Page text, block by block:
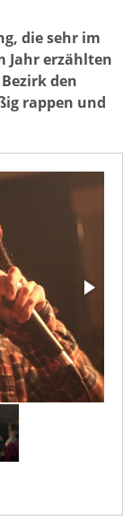
die sehr im
Jahr erzählten
den
rappen und